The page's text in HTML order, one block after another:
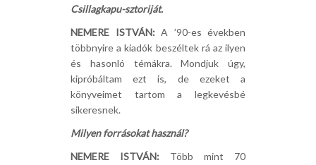
Csillagkapu-sztoriját.
NEMERE ISTVÁN: A ’90-es években
többnyire a kiadók beszéltek rá az ilyen
és hasonló témákra. Mondjuk úgy,
kipróbáltam ezt is, de ezeket a
könyveimet tartom a legkevésbé
sikeresnek.
Milyen forrásokat használ?
NEMERE ISTVÁN: Több mint 70